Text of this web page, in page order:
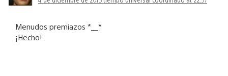
Menudos premiazos *__*
¡Hecho!